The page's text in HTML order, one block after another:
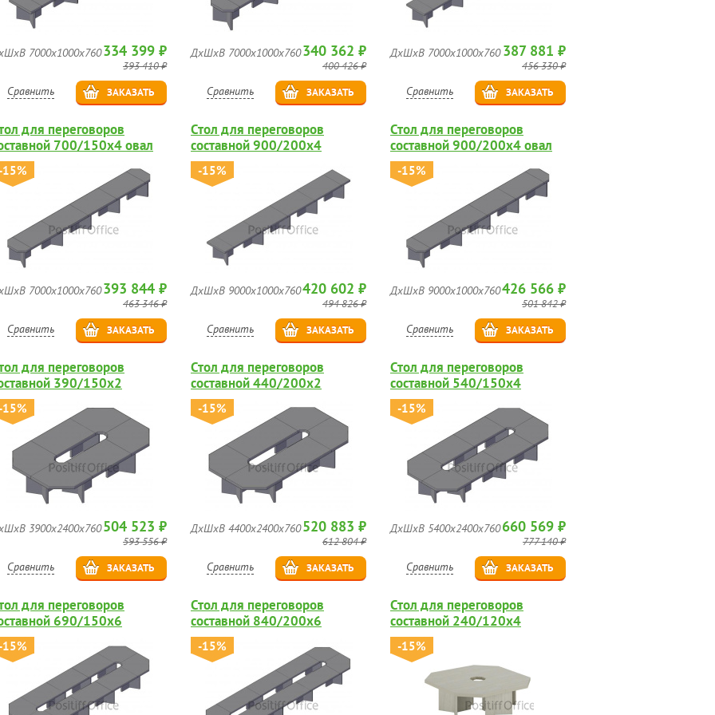
7000х1000х760334 399 ₽
393 410 ₽
Сравнить ЗАКАЗАТЬ
ДхШхВ 7000х1000х760340 362 ₽
400 426 ₽
Сравнить ЗАКАЗАТЬ
ДхШхВ 7000х1000х760 387 881 ₽
456 330 ₽
Сравнить ЗАКАЗАТЬ
для переговоров
700/150х4 овал
15%
7000х1000х760393 844 ₽
463 346 ₽
Сравнить ЗАКАЗАТЬ
Стол для переговоров
составной 900/200х4
-15%
ДхШхВ 9000х1000х760420 602 ₽
494 826 ₽
Сравнить ЗАКАЗАТЬ
Стол для переговоров
составной 900/200х4 овал
-15%
ДхШхВ 9000х1000х760426 566 ₽
501 842 ₽
Сравнить ЗАКАЗАТЬ
для переговоров
390/150х2
15%
3900х2400х760504 523 ₽
593 556 ₽
Сравнить ЗАКАЗАТЬ
Стол для переговоров
составной 440/200х2
-15%
ДхШхВ 4400х2400х760520 883 ₽
612 804 ₽
Сравнить ЗАКАЗАТЬ
Стол для переговоров
составной 540/150х4
-15%
ДхШхВ 5400х2400х760660 569 ₽
777 140 ₽
Сравнить ЗАКАЗАТЬ
для переговоров
690/150х6
15%
Стол для переговоров
составной 840/200х6
-15%
Стол для переговоров
составной 240/120х4
-15%